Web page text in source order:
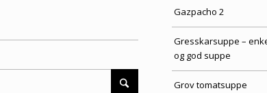
Gazpacho 2
Gresskarsuppe –
og god suppe
Grov tomatsuppe